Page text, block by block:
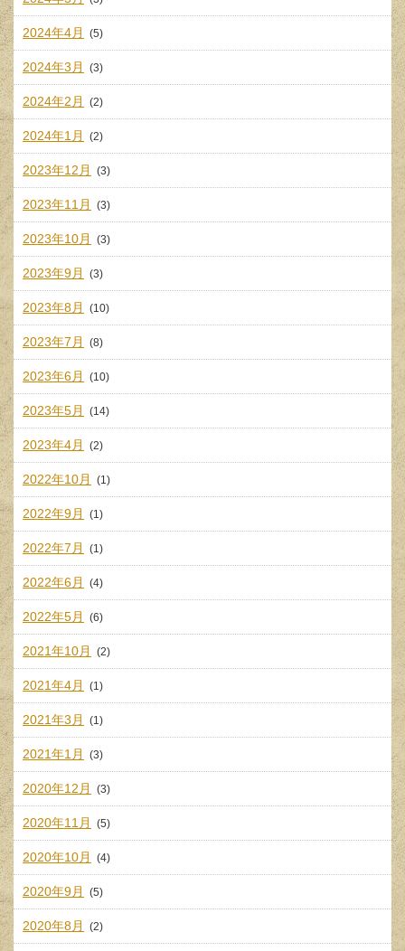
2024年4月 (5)
2024年3月 (3)
2024年2月 (2)
2024年1月 (2)
2023年12月 (3)
2023年11月 (3)
2023年10月 (3)
2023年9月 (3)
2023年8月 (10)
2023年7月 (8)
2023年6月 (10)
2023年5月 (14)
2023年4月 (2)
2022年10月 (1)
2022年9月 (1)
2022年7月 (1)
2022年6月 (4)
2022年5月 (6)
2021年10月 (2)
2021年4月 (1)
2021年3月 (1)
2021年1月 (3)
2020年12月 (3)
2020年11月 (5)
2020年10月 (4)
2020年9月 (5)
2020年8月 (2)